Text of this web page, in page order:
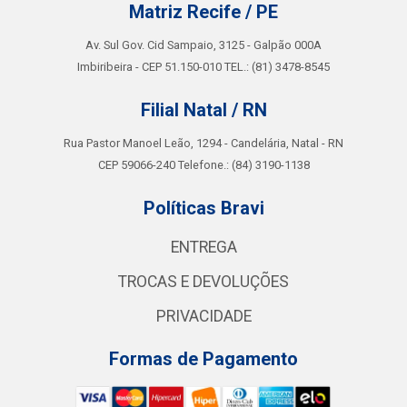
Matriz Recife / PE
Av. Sul Gov. Cid Sampaio, 3125 - Galpão 000A
Imbiribeira - CEP 51.150-010 TEL.: (81) 3478-8545
Filial Natal / RN
Rua Pastor Manoel Leão, 1294 - Candelária, Natal - RN
CEP 59066-240 Telefone.: (84) 3190-1138
Políticas Bravi
ENTREGA
TROCAS E DEVOLUÇÕES
PRIVACIDADE
Formas de Pagamento